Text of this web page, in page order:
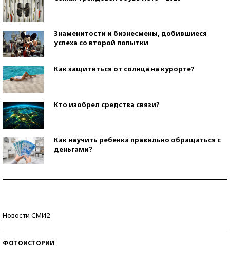
Знаменитости и бизнесмены, добившиеся
успеха со второй попытки
Как защититься от солнца на курорте?
Кто изобрел средства связи?
Как научить ребенка правильно обращаться с
деньгами?
Новости СМИ2
ФОТОИСТОРИИ